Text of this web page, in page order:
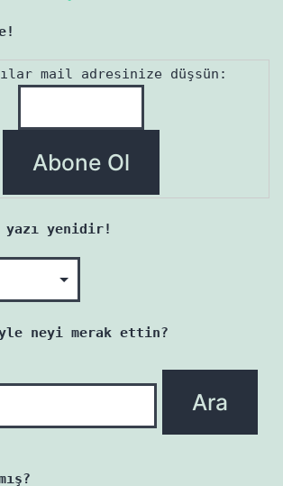
mail adresinize düşsün:
yazı yenidir!
neyi merak ettin?